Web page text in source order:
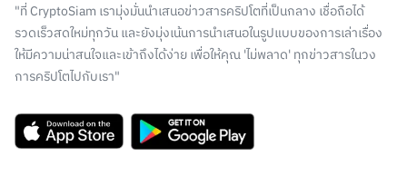
"ที่ CryptoSiam เรามุ่งมั่นนำเสนอข่าวสารคริปโตที่เป็นกลาง เชื่อถือได้
รวดเร็วสดใหม่ทุกวัน และยังมุ่งเน้นการนำเสนอในรูปแบบของการเล่าเรื่อง
ให้มีความน่าสนใจและเข้าถึงได้ง่าย เพื่อให้คุณ 'ไม่พลาด' ทุกข่าวสารในวง
การคริปโตไปกับเรา"